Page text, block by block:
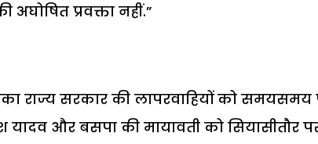
प्रवक्ता नहीं.”
राज्य सरकार की लापरवाहियों को समयसमय
यादव और बसपा की मायावती को सियासीतौर